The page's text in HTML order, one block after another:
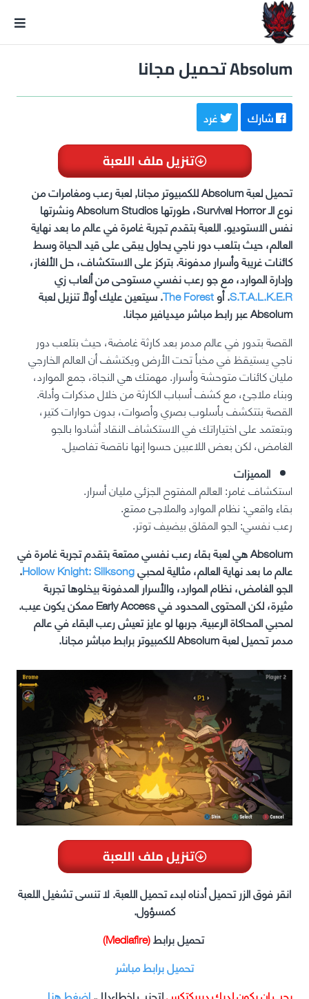
Absolum تحميل مجانا
شارك غرد
تنزيل ملف اللعبة
تحميل لعبة Absolum للكمبيوتر مجانا, لعبة رعب ومغامرات من
نوع الـ Survival Horror، طورتها Absolum Studios ونشرتها
نفس الاستوديو. اللعبة بتقدم تجربة غامرة في عالم ما بعد نهاية
العالم، حيث بتلعب دور ناجي يحاول يبقى على قيد الحياة وسط
كائنات غريبة وأسرار مدفونة. بتركز على الاستكشاف، حل الألغاز،
وإدارة الموارد، مع جو رعب نفسي مستوحى من ألعاب زي
S.T.A.L.K.E.R. أوThe Forest. سيتعين عليك أولاً تنزيل لعبة
Absolum عبر رابط مباشر ميديافير مجانا.
القصة بتدور في عالم مدمر بعد كارثة غامضة، حيث بتلعب دور
ناجي يستيقظ في مخبأ تحت الأرض ويكتشف أن العالم الخارجي
مليان كائنات متوحشة وأسرار. مهمتك هي النجاة، جمع الموارد،
وبناء ملاجئ، مع كشف أسباب الكارثة من خلال مذكرات وأدلة.
القصة بتتكشف بأسلوب بصري وأصوات، بدون حوارات كتير،
وبتعتمد على اختياراتك في الاستكشاف النقاد أشادوا بالجو
الغامض، لكن بعض اللاعبين حسوا إنها ناقصة تفاصيل.
المميزات
استكشاف غامر: العالم المفتوح الجزئي مليان أسرار.
بقاء واقعي: نظام الموارد والملاجئ ممتع.
رعب نفسي: الجو المقلق بيضيف توتر.
Absolum هي لعبة بقاء رعب نفسي ممتعة بتقدم تجربة غامرة في
عالم ما بعد نهاية العالم، مثالية لمحبيHollow Knight: Silksong
.
الجو الغامض، نظام الموارد، والأسرار المدفونة بيخلوها تجربة
مثيرة، لكن المحتوى المحدود في Early Access ممكن يكون عيب.
لمحبي المحاكاة الرعبية. جربها لو عايز تعيش رعب البقاء في عالم
مدمر تحميل لعبة Absolum للكمبيوتر برابط مباشر مجانا.
تنزيل ملف اللعبة
انقر فوق الزر تحميل أدناه لبدء تحميل اللعبة. لا تنسى تشغيل اللعبة
كمسؤول.
تحميل برابط(Mediafire)
تحميل برابط مباشر